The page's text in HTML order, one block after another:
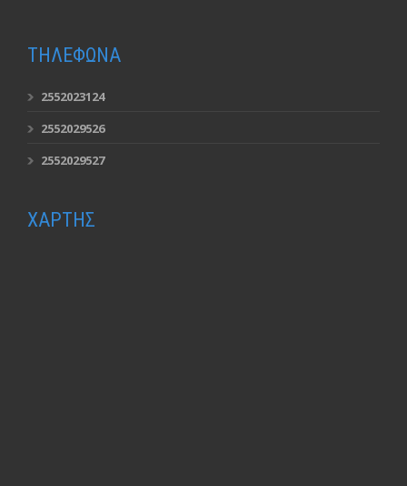
ΤΗΛΕΦΩΝΑ
2552023124
2552029526
2552029527
ΧΑΡΤΗΣ